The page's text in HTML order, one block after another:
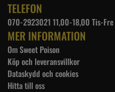
TELEFON
070-2923021 11,00-18,00 Tis-Fre
MER INFORMATION
Om Sweet Poison
Köp och leveransvillkor
Dataskydd och cookies
Hitta till oss